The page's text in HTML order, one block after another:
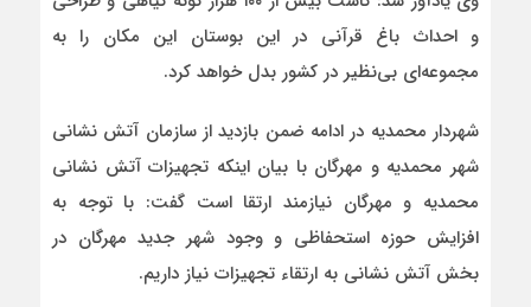
و احداث باغ قرآنی در این بوستان‌ این مکان را به
مجموعه‌ای بی‌نظیر در کشور بدل خواهد کرد.
شهردار محمدیه در ادامه ضمن بازدید از سازمان آتش نشانی
شهر محمدیه و مهرگان با بیان اينکه تجهیزات آتش‌ نشانی
محمدیه و مهرگان نیازمند ارتقا است گفت: با توجه به
افزایش حوزه استحفاظی و وجود شهر جدید مهرگان در
بخش آتش‌ نشانی به ارتقاء تجهیزات نیاز داریم.